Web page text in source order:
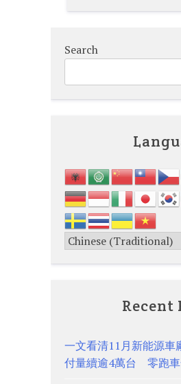
Search
Recent
一文看清11月新能源
付量續逾4萬台 零跑車